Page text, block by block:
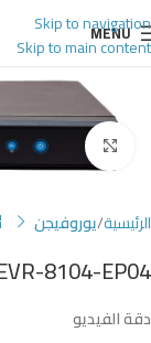
Skip to navigation
Skip to main content
MENU
to enlarge
الرئيسية يوروفيجن
8104-EP04
دقة الفيديو